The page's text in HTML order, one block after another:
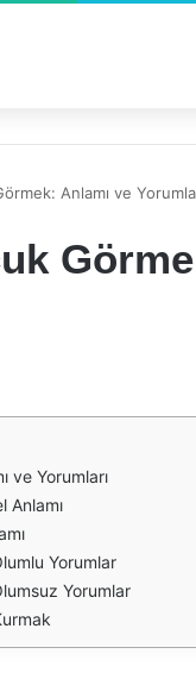
Anlamı ve
ve Yorumları
Anlamı
Yorumlar
Yorumlar